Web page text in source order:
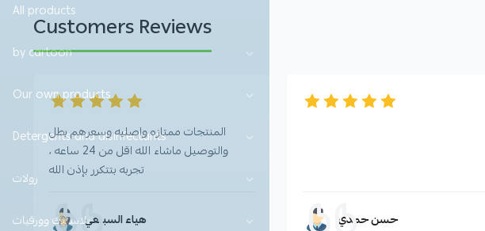
All products
by cartoon
Our own products
Detergents and disinfectants
رولات
بلاستيك وورقيات
Customers Reviews
المنتجات ممتازه واصليه وسعرهم بطل
والتوصيل ماشاء الله اقل من 24 ساعه ،
تجربه بتتكرر بإذن الله
هياء السبيعي حسن حمدي